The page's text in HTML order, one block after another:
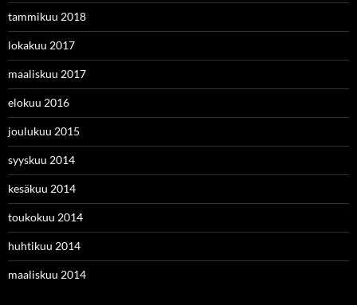
tammikuu 2018
lokakuu 2017
maaliskuu 2017
elokuu 2016
joulukuu 2015
syyskuu 2014
kesäkuu 2014
toukokuu 2014
huhtikuu 2014
maaliskuu 2014